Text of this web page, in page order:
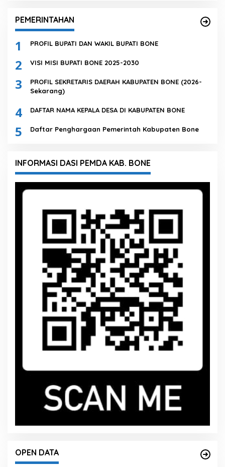
PEMERINTAHAN
1 PROFIL BUPATI DAN WAKIL BUPATI BONE
2 VISI MISI BUPATI BONE 2025-2030
3
PROFIL SEKRETARIS DAERAH KABUPATEN BONE (2026-
Sekarang)
4 DAFTAR NAMA KEPALA DESA DI KABUPATEN BONE
5 Daftar Penghargaan Pemerintah Kabupaten Bone
INFORMASI DASI PEMDA KAB. BONE
OPEN DATA